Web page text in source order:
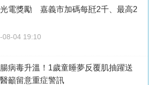
電獎勵 嘉義市加碼每瓩2千、最高2
08-04 19:10
病毒升溫！1歲童睡夢反覆肌抽躍送
籲留意重症警訊